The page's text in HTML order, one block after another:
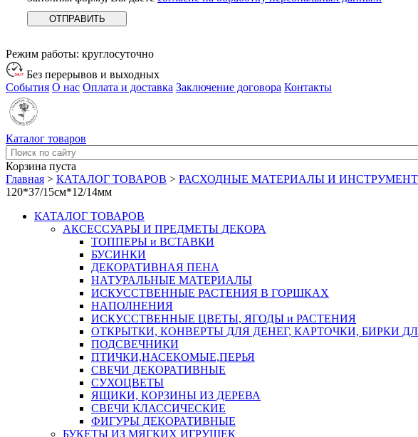
Режим работы: круглосуточно
Без перерывов и выходных
События О нас Оплата и доставка Заключение договора Контакты
Каталог товаров
Корзина пуста
Главная > КАТАЛОГ ТОВАРОВ > РАСХОДНЫЕ МАТЕРИАЛЫ И
120*37/15см*12/14мм
КАТАЛОГ ТОВАРОВ
АКСЕССУАРЫ И ПРЕДМЕТЫ ДЕКОРА
ТОППЕРЫ и ВСТАВКИ
БУСИНКИ
ДЕКОРАТИВНАЯ ПЕНА
НАТУРАЛЬНЫЕ МАТЕРИАЛЫ
ИСКУССТВЕННЫЕ РАСТЕНИЯ В ГОРШКАХ
НАПОЛНЕНИЯ
ИСКУССТВЕННЫЕ ЦВЕТЫ, ЯГОДЫ и РАСТЕНИЯ
ОТКРЫТКИ, КОНВЕРТЫ ДЛЯ ДЕНЕГ, КАРТОЧКИ, БИРКИ
ПОДСВЕЧНИКИ
ПТИЧКИ,НАСЕКОМЫЕ,ПЕРЬЯ
СВЕЧИ ДЕКОРАТИВНЫЕ
СУХОЦВЕТЫ
ЯЩИКИ, КОРЗИНЫ ИЗ ДЕРЕВА
СВЕЧИ КЛАССИЧЕСКИЕ
ФИГУРЫ ДЕКОРАТИВНЫЕ
БУКЕТЫ ИЗ МЯГКИХ ИГРУШЕК